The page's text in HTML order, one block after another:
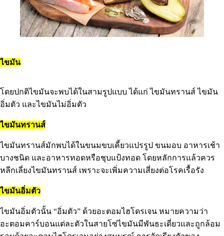
ไขมัน
โดยปกติไขมันจะพบได้ในสามรูปแบบ ได้แก่ ไขมันทรานส์ ไขมัน
อิ่มตัว และไขมันไม่อิ่มตัว
ไขมันทรานส์
ไขมันทรานส์มักพบได้ในขนมขบเคี้ยวแปรรูป ขนมอบ อาหารเช้า
บางชนิด และอาหารทอดหรือชุบแป้งทอด โดยหลักการแล้วควร
หลีกเลี่ยงไขมันทรานส์ เพราะจะเพิ่มความเสี่ยงต่อโรคเรื้อรัง
ไขมันอิ่มตัว
ไขมันอิ่มตัวนั้น “อิ่มตัว” ด้วยอะตอมไฮโดรเจน หมายความว่า
อะตอมคาร์บอนแต่ละตัวในสายโซ่ไขมันมีพันธะเดี่ยวและถูกล้อม